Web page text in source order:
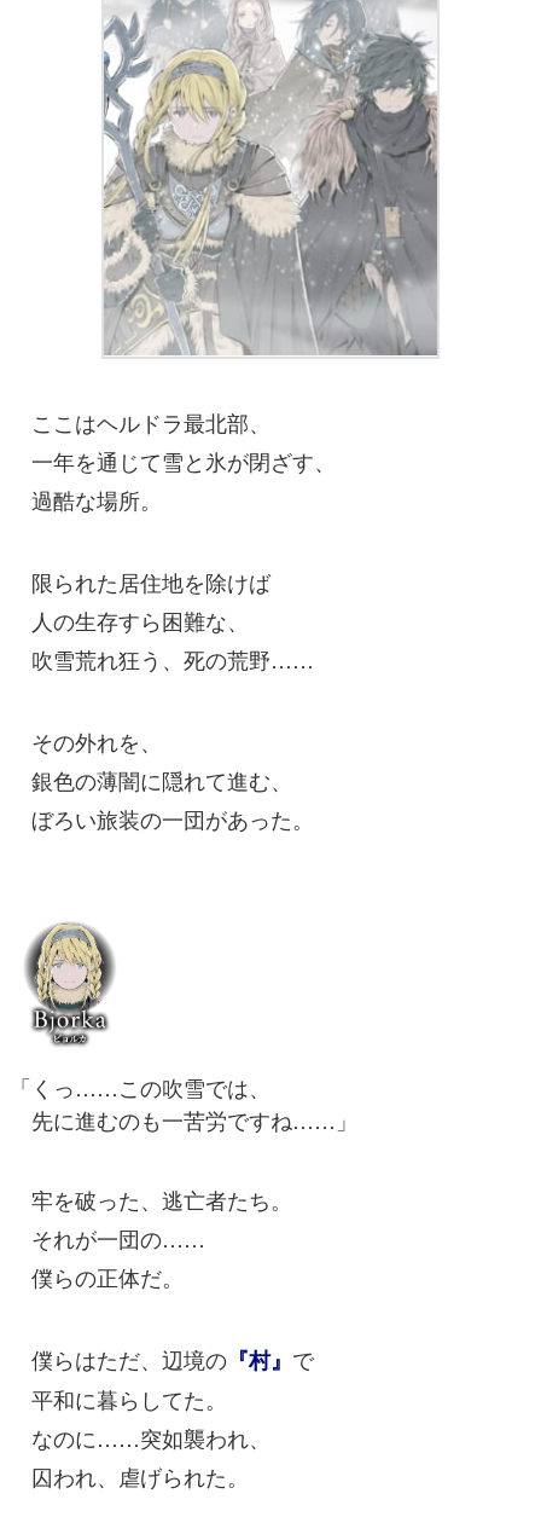
ここはヘルドラ最北部、
一年を通じて雪と氷が閉ざす、
過酷な場所。
限られた居住地を除けば
人の生存すら困難な、
吹雪荒れ狂う、死の荒野……
その外れを、
銀色の薄闇に隠れて進む、
ぼろい旅装の一団があった。
「くっ……この吹雪では、
先に進むのも一苦労ですね……」
牢を破った、逃亡者たち。
それが一団の……
僕らの正体だ。
僕らはただ、辺境の 『村』 で
平和に暮らしてた。
なのに……突如襲われ、
囚われ、虐げられた。